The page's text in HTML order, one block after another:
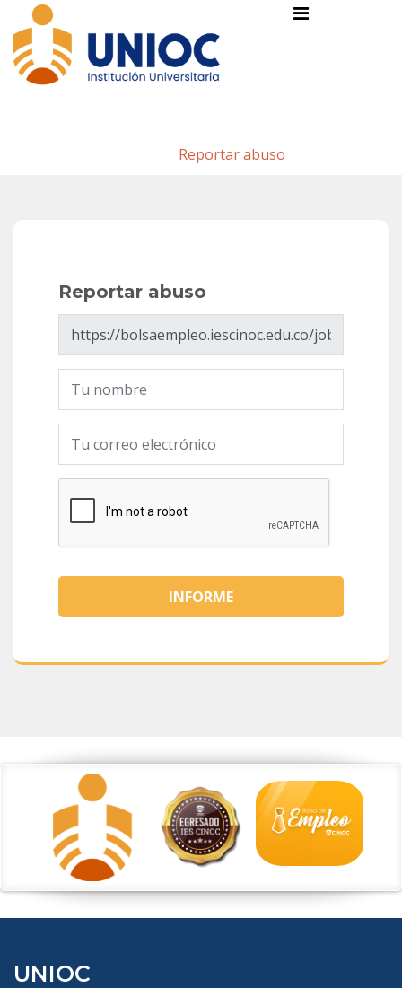
Reportar abuso
Reportar abuso
UNIOC